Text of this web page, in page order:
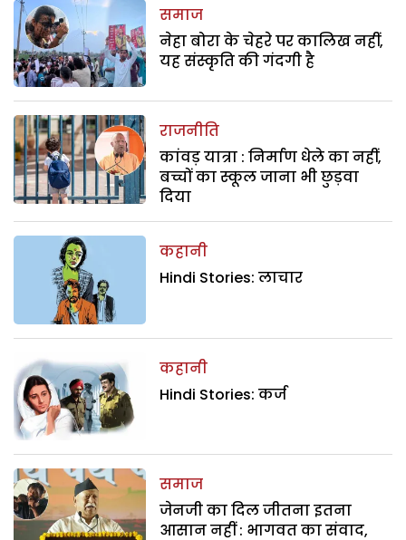
समाज
नेहा बोरा के चेहरे पर कालिख नहीं,
यह संस्कृति की गंदगी है
राजनीति
कांवड़ यात्रा : निर्माण धेले का नहीं,
बच्चों का स्कूल जाना भी छुड़वा
दिया
कहानी
Hindi Stories: लाचार
कहानी
Hindi Stories: कर्ज
समाज
जेनजी का दिल जीतना इतना
आसान नहीं : भागवत का संवाद,